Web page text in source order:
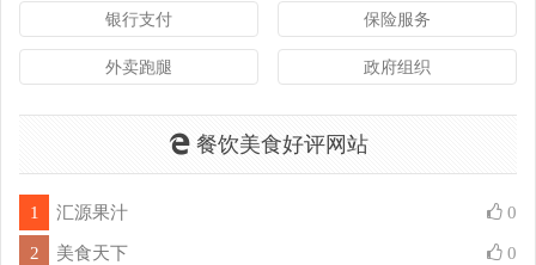
银行支付 保险服务
外卖跑腿 政府组织
餐饮美食好评网站
1 汇源果汁 0
2 美食天下 0